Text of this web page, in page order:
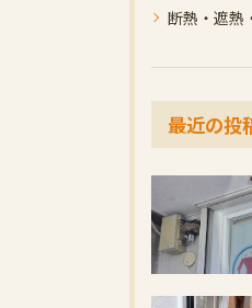
断熱・遮熱
最近の投